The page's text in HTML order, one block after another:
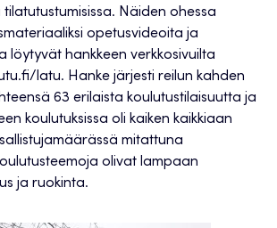
Näiden ohessa
opetusvideoita ja
löytyvät hankkeen verkkosivuilta
latu. Hanke järjesti reilun kahden
63 erilaista koulutustilaisuutta ja
koulutuksissa oli kaiken kaikkiaan
mitattuna
olivat lampaan
ja ruokinta.